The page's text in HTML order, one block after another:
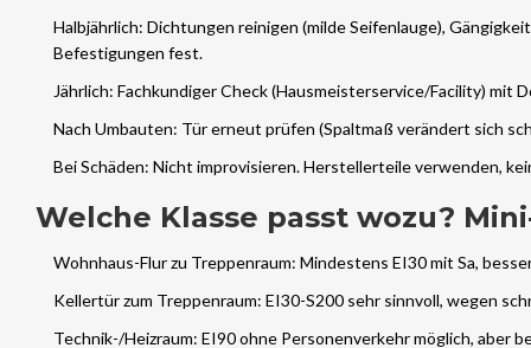
Halbjährlich: Dichtungen reinigen (milde Seifenlauge),
Befestigungen fest.
Jährlich: Fachkundiger Check (Hausmeisterservice/Facility) mit
Nach Umbauten: Tür erneut prüfen (Spaltmaß verändert sich
Bei Schäden: Nicht improvisieren. Herstellerteile verwenden,
Welche Klasse passt wozu?
Wohnhaus-Flur zu Treppenraum: Mindestens EI30 mit Sa,
Kellertür zum Treppenraum: EI30-S200 sehr sinnvoll, wegen
Technik-/Heizraum: EI90 ohne Personenverkehr möglich, aber